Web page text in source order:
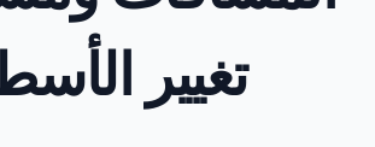
تغيير